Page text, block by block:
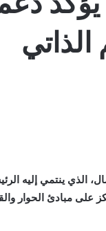
الذي ينتمي إليه
على مبادئ الحوار